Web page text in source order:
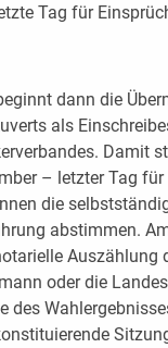
Tag für
dann die
als
Damit
– letzter Tag
die
abstimmen.
Auszählung
oder die
des